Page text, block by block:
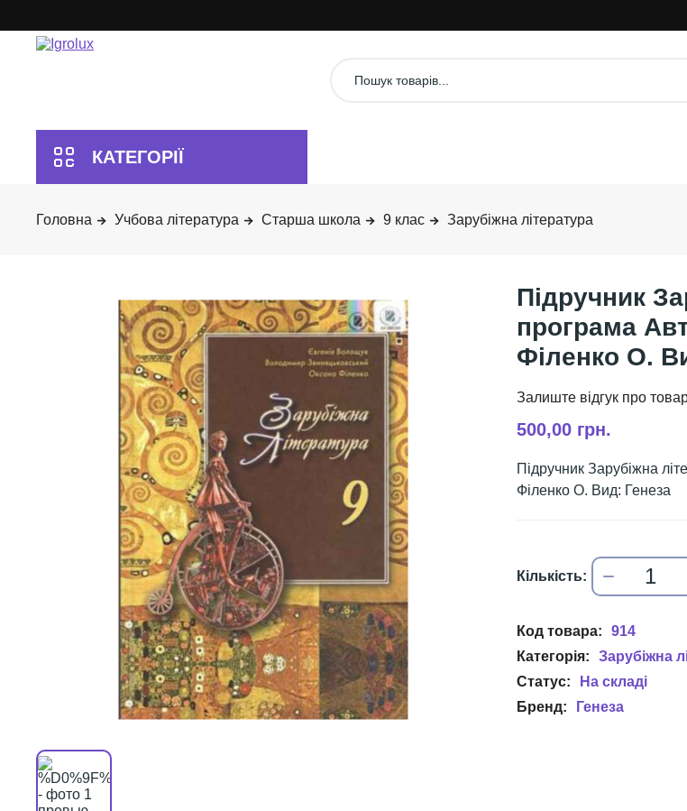
Учбова література Старша школа 9 клас Зарубіжна література
Підручник
програма
Філенко О.
500,00 грн.
Підручник Зарубіжна
Філенко О. Вид: Генеза
914
Зарубіжна
Генеза